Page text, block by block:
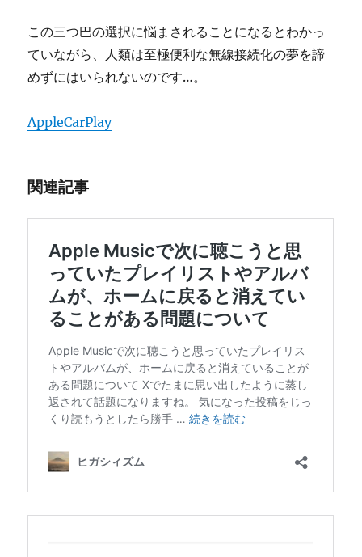
この三つ巴の選択に悩まされることになるとわかっ
ていながら、人類は至極便利な無線接続化の夢を諦
めずにはいられないのです…。
AppleCarPlay
関連記事